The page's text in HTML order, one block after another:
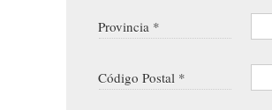
Provincia *
Código Postal *